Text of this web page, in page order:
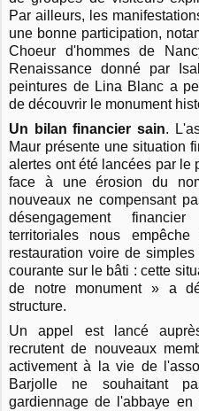
Par ailleurs, les
une bonne participation,
Choeur d'hommes de
Renaissance donné par
peintures de Lina Blanc a
de découvrir le monument
Un bilan financier sain.
Maur présente une situation
alertes ont été lancées par le
face à une érosion du
nouveaux ne compensant
désengagement
territoriales nous
restauration voire de
courante sur le bâti : cette
de notre monument » a
structure.
Un appel est lancé
recrutent de nouveaux
activement à la vie de
Barjolle ne souhaitant
gardiennage de l'abbaye en